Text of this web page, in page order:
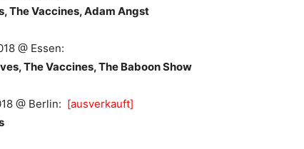
The Vaccines, Adam Angst
@ Essen:
The Vaccines, The Baboon Show
@ Berlin: [ausverkauft]